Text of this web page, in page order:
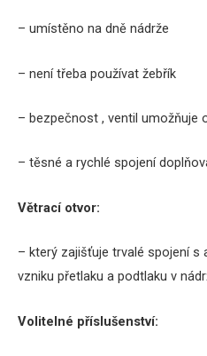
– umístěno na dně nádrže
– není třeba používat žebřík
– bezpečnost , ventil umožňuje
– těsné a rychlé spojení
Větrací otvor:
– který zajišťuje trvalé spojení s
vzniku přetlaku a podtlaku v
Volitelné příslušenství: